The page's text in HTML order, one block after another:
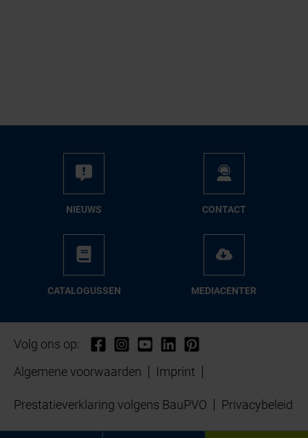
NIEUWS CON­TACT
CA­TA­LO­GUS­SEN ME­DIA­CEN­TER
Volg ons op:
Algemene voorwaarden
Imprint
Prestatieverklaring volgens BauPVO Privacybeleid